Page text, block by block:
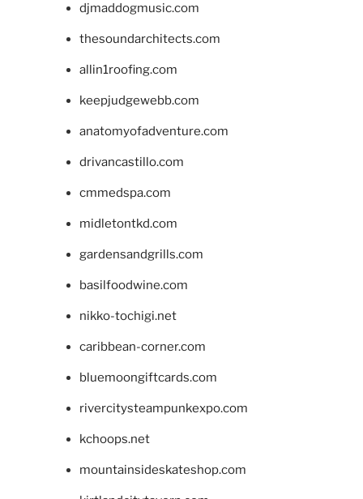
djmaddogmusic.com
thesoundarchitects.com
allin1roofing.com
keepjudgewebb.com
anatomyofadventure.com
drivancastillo.com
cmmedspa.com
midletontkd.com
gardensandgrills.com
basilfoodwine.com
nikko-tochigi.net
caribbean-corner.com
bluemoongiftcards.com
rivercitysteampunkexpo.com
kchoops.net
mountainsideskateshop.com